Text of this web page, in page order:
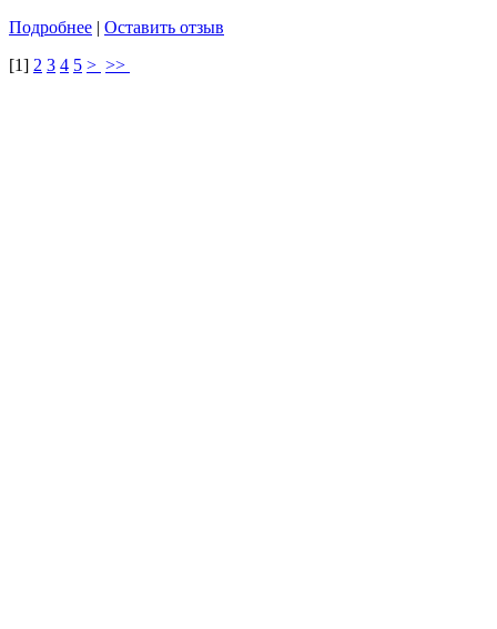
Подробнее | Оставить отзыв
[1] 2 3 4 5 > >>